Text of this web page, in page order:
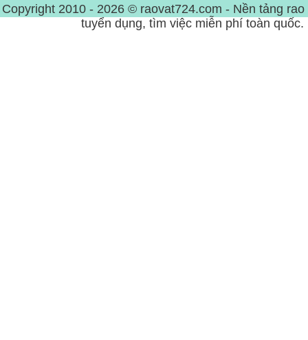
Copyright 2010 - 2026 © raovat724.com - Nền tảng
tuyển dụng, tìm việc miễn phí toàn quốc.